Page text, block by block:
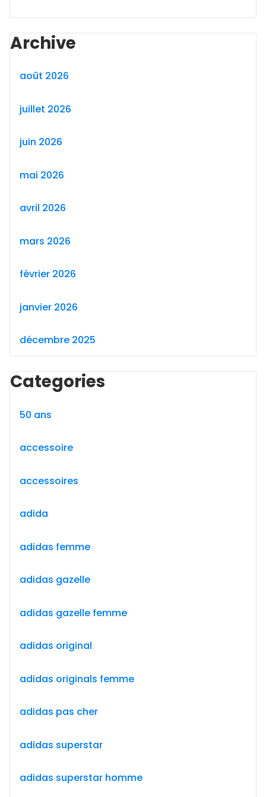
Archive
août 2026
juillet 2026
juin 2026
mai 2026
avril 2026
mars 2026
février 2026
janvier 2026
décembre 2025
Categories
50 ans
accessoire
accessoires
adida
adidas femme
adidas gazelle
adidas gazelle femme
adidas original
adidas originals femme
adidas pas cher
adidas superstar
adidas superstar homme